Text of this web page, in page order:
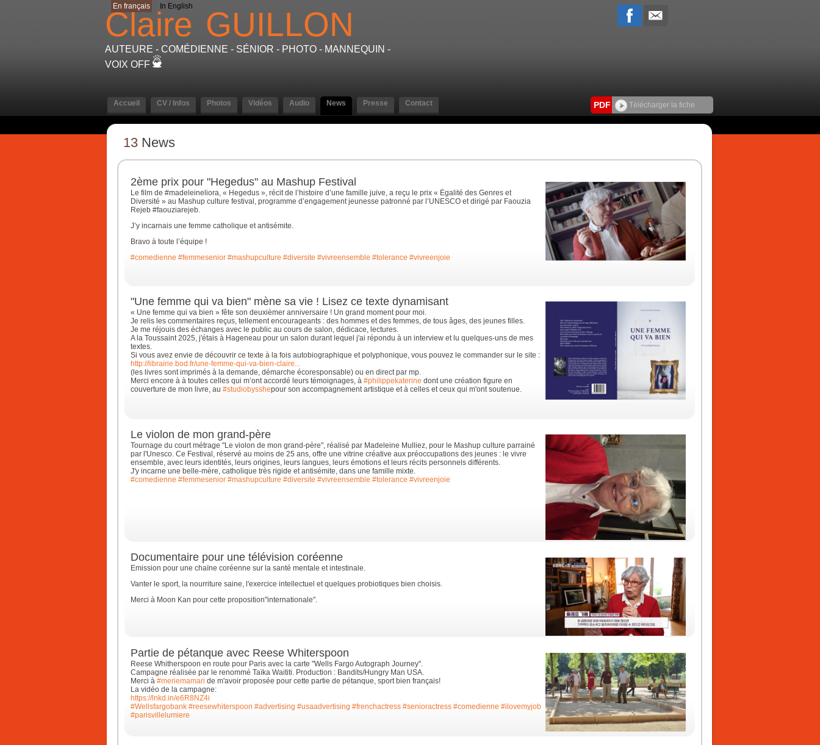
En français In English
Claire GUILLON
AUTEURE - COMÉDIENNE - SÉNIOR - PHOTO - MANNEQUIN -
VOIX OFF
Accueil CV / Infos Photos Vidéos Audio News Presse Contact PDF Télécharger la fiche
13 News
2ème prix pour "Hegedus" au Mashup Festival
Le film de #madeleineliora, « Hegedus », récit de l’histoire d’une famille juive, a reçu le prix « Égalité des Genres et
Diversité » au Mashup culture festival, programme d’engagement jeunesse patronné par l’UNESCO et dirigé par Faouzia
Rejeb #faouziarejeb.
J’y incarnais une femme catholique et antisémite.
Bravo à toute l’équipe !
#comedienne #femmesenior #mashupculture #diversite #vivreensemble #tolerance #vivreenjoie
"Une femme qui va bien" mène sa vie ! Lisez ce texte dynamisant
« Une femme qui va bien » fête son deuxièmer anniversaire ! Un grand moment pour moi.
Je relis les commentaires reçus, tellement encourageants : des hommes et des femmes, de tous âges, des jeunes filles.
Je me réjouis des échanges avec le public au cours de salon, dédicace, lectures.
A la Toussaint 2025, j'étais à Hageneau pour un salon durant lequel j'ai répondu à un interview et lu quelques-uns de mes
textes.
Si vous avez envie de découvrir ce texte à la fois autobiographique et polyphonique, vous pouvez le commander sur le site :
http://librairie.bod.fr/une-femme-qui-va-bien-claire...
(les livres sont imprimés à la demande, démarche écoresponsable) ou en direct par mp.
Merci encore à à toutes celles qui m’ont accordé leurs témoignages, à #philippekaterine dont une création figure en
couverture de mon livre, au #studiobysshepour son accompagnement artistique et à celles et ceux qui m'ont soutenue.
Le violon de mon grand-père
Tournage du court métrage "Le violon de mon grand-père", réalisé par Madeleine Mulliez, pour le Mashup culture parrainé
par l'Unesco. Ce Festival, réservé au moins de 25 ans, offre une vitrine créative aux préoccupations des jeunes : le vivre
ensemble, avec leurs identités, leurs origines, leurs langues, leurs émotions et leurs récits personnels différents.
J'y incarne une belle-mère, catholique très rigide et antisémite, dans une famille mixte.
#comedienne #femmesenior #mashupculture #diversite #vivreensemble #tolerance #vivreenjoie
Documentaire pour une télévision coréenne
Emission pour une chaïne coréenne sur la santé mentale et intestinale.
Vanter le sport, la nourriture saine, l'exercice intellectuel et quelques probiotiques bien choisis.
Merci à Moon Kan pour cette proposition"internationale".
Partie de pétanque avec Reese Whiterspoon
Reese Whitherspoon en route pour Paris avec la carte "Wells Fargo Autograph Journey".
Campagne réalisée par le renommé Taïka Waititi. Production : Bandits/Hungry Man USA.
Merci à #meriemamari de m'avoir proposée pour cette partie de pétanque, sport bien français!
La vidéo de la campagne:
https://lnkd.in/e6R8NZ4i
#Wellsfargobank #reesewhiterspoon #advertising #usaadvertising #frenchactress #senioractress #comedienne #ilovemyjob
#parisvillelumiere